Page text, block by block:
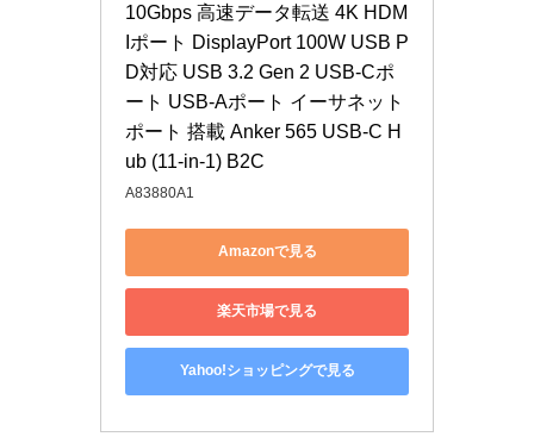
10Gbps 高速データ転送 4K HDM
Iポート DisplayPort 100W USB P
D対応 USB 3.2 Gen 2 USB-Cポ
ート USB-Aポート イーサネット
ポート 搭載 Anker 565 USB-C H
ub (11-in-1) B2C
A83880A1
Amazonで見る
楽天市場で見る
Yahoo!ショッピングで見る